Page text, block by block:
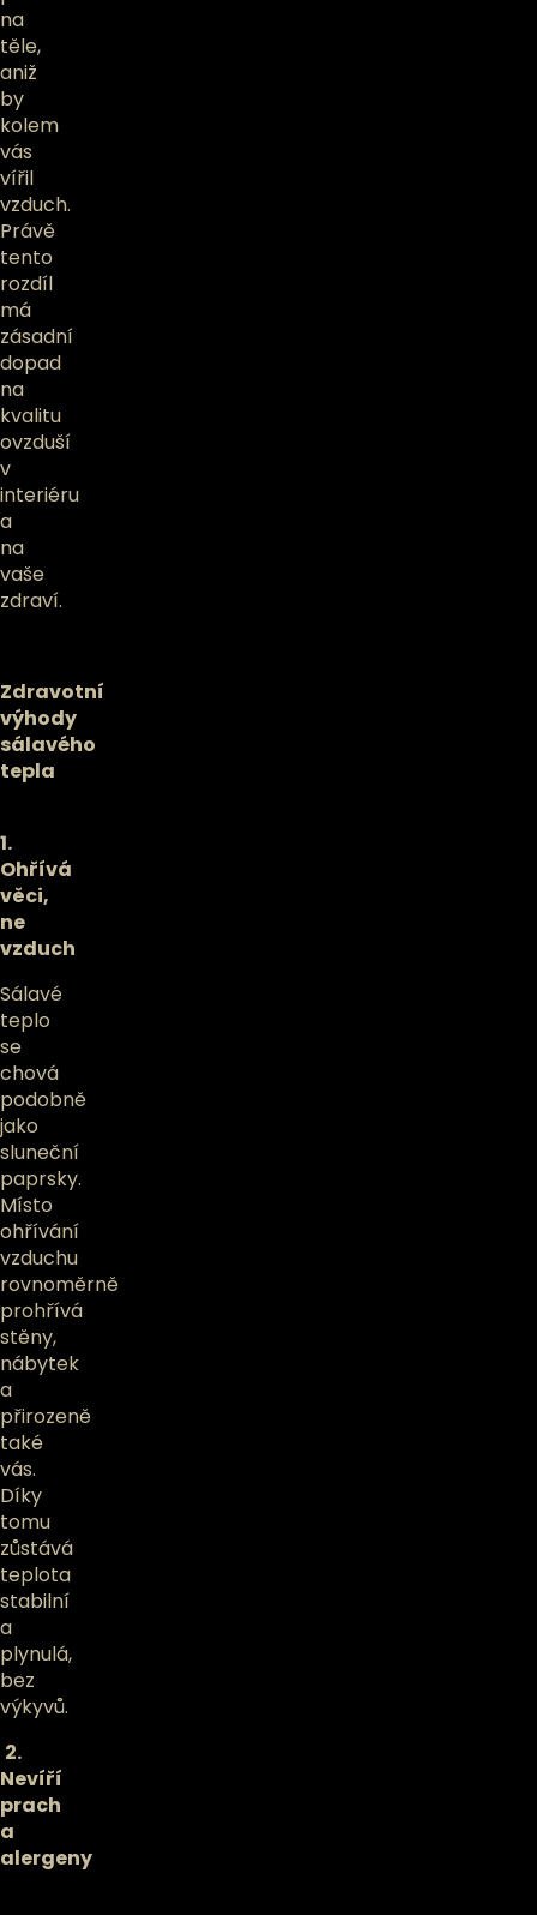
na
těle,
aniž
by
kolem
vás
vířil
vzduch.
Právě
tento
rozdíl
má
zásadní
dopad
na
kvalitu
ovzduší
v
interiéru
a
na
vaše
zdraví.
Zdravotní
výhody
sálavého
tepla
1.
Ohřívá
věci,
ne
vzduch
Sálavé
teplo
se
chová
podobně
jako
sluneční
paprsky.
Místo
ohřívání
vzduchu
rovnoměrně
prohřívá
stěny,
nábytek
a
přirozeně
také
vás.
Díky
tomu
zůstává
teplota
stabilní
a
plynulá,
bez
výkyvů.
2.
Nevíří
prach
a
alergeny